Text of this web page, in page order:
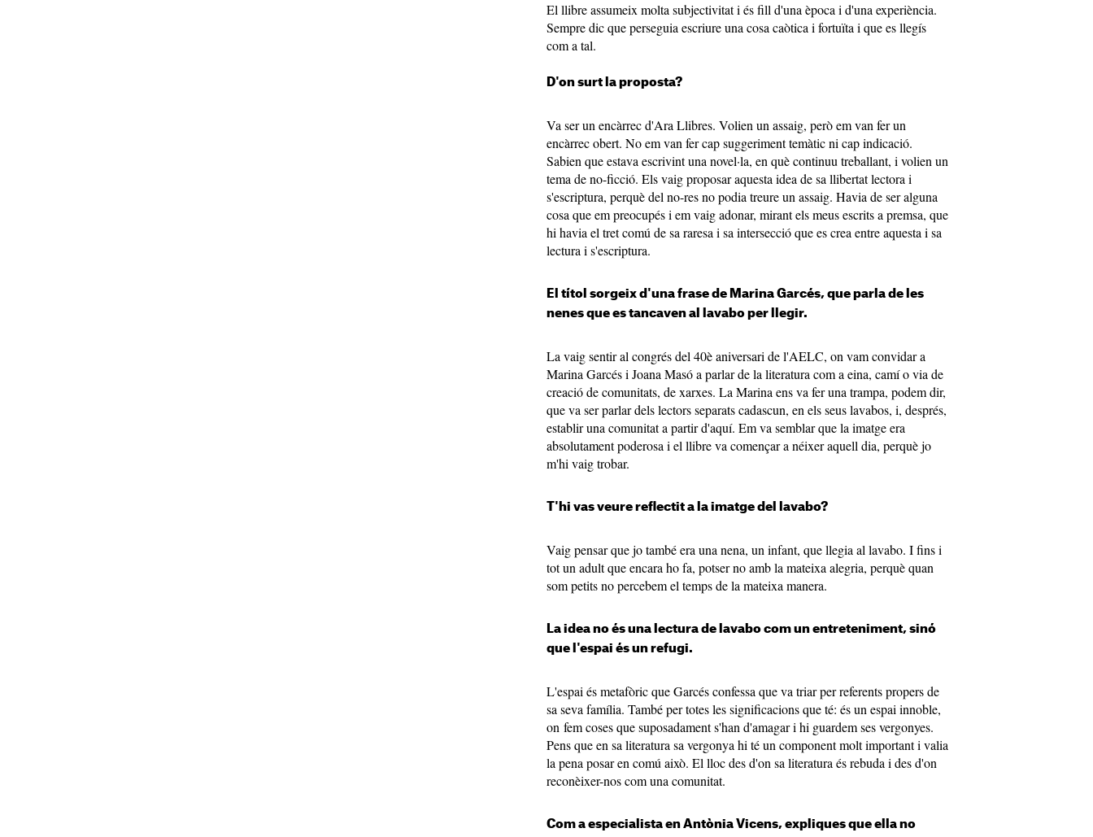
El llibre assumeix molta subjectivitat i és fill d'una època i d'una experiència.
Sempre dic que perseguia escriure una cosa caòtica i fortuïta i que es llegís
com a tal.
D'on surt la proposta?
Va ser un encàrrec d'Ara Llibres. Volien un assaig, però em van fer un
encàrrec obert. No em van fer cap suggeriment temàtic ni cap indicació.
Sabien que estava escrivint una novel·la, en què continuu treballant, i volien un
tema de no-ficció. Els vaig proposar aquesta idea de sa llibertat lectora i
s'escriptura, perquè del no-res no podia treure un assaig. Havia de ser alguna
cosa que em preocupés i em vaig adonar, mirant els meus escrits a premsa, que
hi havia el tret comú de sa raresa i sa intersecció que es crea entre aquesta i sa
lectura i s'escriptura.
El títol sorgeix d'una frase de Marina Garcés, que parla de les
nenes que es tancaven al lavabo per llegir.
La vaig sentir al congrés del 40è aniversari de l'AELC, on vam convidar a
Marina Garcés i Joana Masó a parlar de la literatura com a eina, camí o via de
creació de comunitats, de xarxes. La Marina ens va fer una trampa, podem dir,
que va ser parlar dels lectors separats cadascun, en els seus lavabos, i, després,
establir una comunitat a partir d'aquí. Em va semblar que la imatge era
absolutament poderosa i el llibre va començar a néixer aquell dia, perquè jo
m'hi vaig trobar.
T'hi vas veure reflectit a la imatge del lavabo?
Vaig pensar que jo també era una nena, un infant, que llegia al lavabo. I fins i
tot un adult que encara ho fa, potser no amb la mateixa alegria, perquè quan
som petits no percebem el temps de la mateixa manera.
La idea no és una lectura de lavabo com un entreteniment, sinó
que l'espai és un refugi.
L'espai és metafòric que Garcés confessa que va triar per referents propers de
sa seva família. També per totes les significacions que té: és un espai innoble,
on fem coses que suposadament s'han d'amagar i hi guardem ses vergonyes.
Pens que en sa literatura sa vergonya hi té un component molt important i valia
la pena posar en comú això. El lloc des d'on sa literatura és rebuda i des d'on
reconèixer-nos com una comunitat.
Com a especialista en Antònia Vicens, expliques que ella no